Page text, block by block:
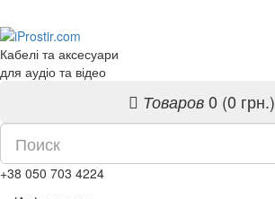
Кабелі та аксесуари
для аудіо та відео
Товаров0 (0 грн.)
+38 050 703 4224